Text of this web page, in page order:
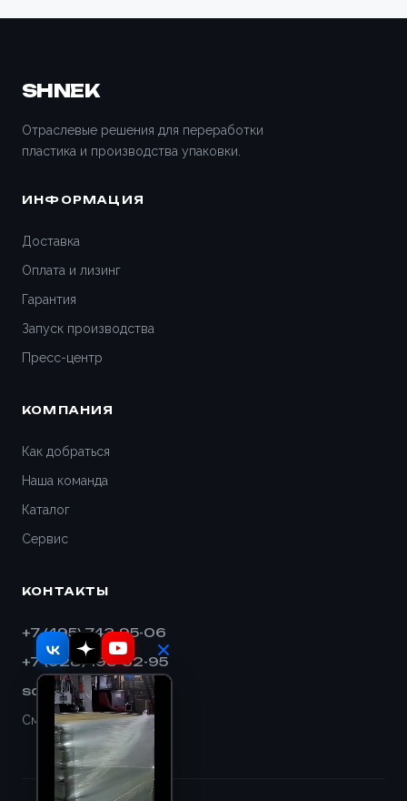
SHNEK
Отраслевые решения для переработки
пластика и производства упаковки.
ИНФОРМАЦИЯ
Доставка
Оплата и лизинг
Гарантия
Запуск производства
Пресс-центр
КОМПАНИЯ
Как добраться
Наша команда
Каталог
Сервис
КОНТАКТЫ
+7 (495) 743-95-06
+7 (928) 193-32-95
sales@shnek.ru
Смотреть на карте